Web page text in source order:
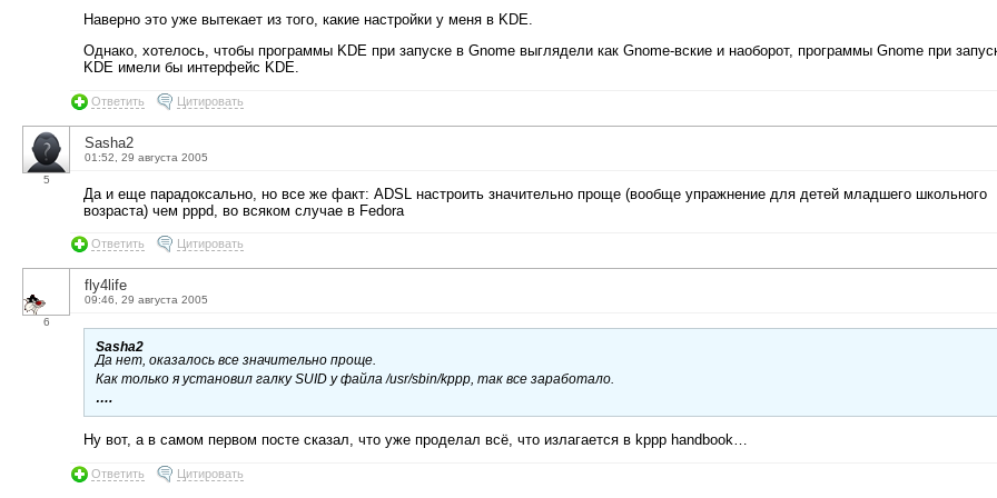
Наверно это уже вытекает из того, какие настройки у меня в KDE.
Однако, хотелось, чтобы программы KDE при запуске в Gnome выглядели как Gnome-вские и наоборот, программы Gnome при
KDE имели бы интерфейс KDE.
Ответить Цитировать
5
Sasha2
01:52, 29 августа 2005
Да и еще парадоксально, но все же факт: ADSL настроить значительно проще (вообще упражнение для детей младшего школьного
возраста) чем pppd, во всяком случае в Fedora
Ответить Цитировать
6
fly4life
09:46, 29 августа 2005
Sasha2
Да нет, оказалось все значительно проще.
Как только я установил галку SUID у файла /usr/sbin/kppp, так все заработало.
….
Ну вот, а в самом первом посте сказал, что уже проделал всё, что излагается в kppp handbook…
Ответить Цитировать